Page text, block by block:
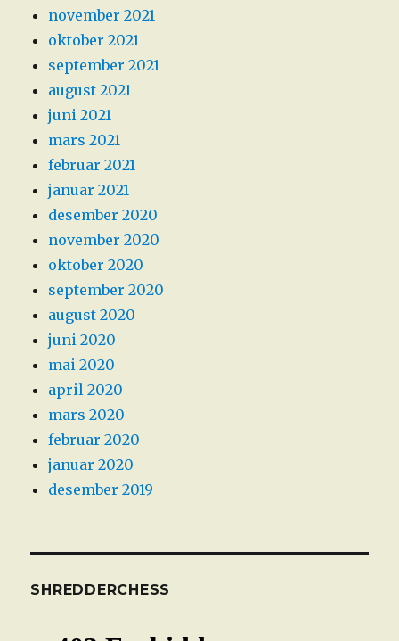
november 2021
oktober 2021
september 2021
august 2021
juni 2021
mars 2021
februar 2021
januar 2021
desember 2020
november 2020
oktober 2020
september 2020
august 2020
juni 2020
mai 2020
april 2020
mars 2020
februar 2020
januar 2020
desember 2019
SHREDDERCHESS